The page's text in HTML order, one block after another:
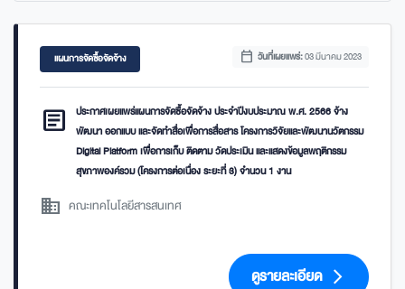
แผนการจัดซื้อจัดจ้าง calendar_today วันที่เผยแพร่:03 มีนาคม 2023
article
ประกาศเผยแพร่แผนการจัดซื้อจัดจ้าง ประจำปีงบประมาณ พ.ศ. 2566 จ้าง
พัฒนา ออกแบบ และจัดทำสื่อเพื่อการสื่อสาร โครงการวิจัยและพัฒนานวัตกรรม
Digital Platform เพื่อการเก็บ ติดตาม วัดประเมิน และแสดงข้อมูลพฤติกรรม
สุขภาพองค์รวม (โครงการต่อเนื่อง ระยะที่ 3) จำนวน 1 งาน
domain คณะเทคโนโลยีสารสนเทศ
ดูรายละเอียด arrow_forward_ios